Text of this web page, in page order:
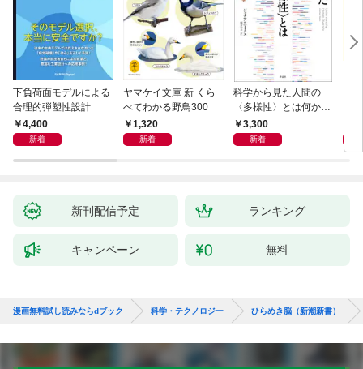
下負荷面モデルによる
合理的弾塑性設計
4,400
新着
ヤマケイ文庫 新 くら
べてわかる野鳥300
1,320
新着
科学から見た人間の
〈多様性〉とは何か―
―遺伝科学と疑似科学
3,300
新着
新刊配信予定 ランキング
キャンペーン 無料
漫画無料試し読みならdブック 科学・テクノロジー ひらめき脳（新潮新書）